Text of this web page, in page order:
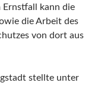
kann die
die Arbeit des
von dort aus
stellte unter